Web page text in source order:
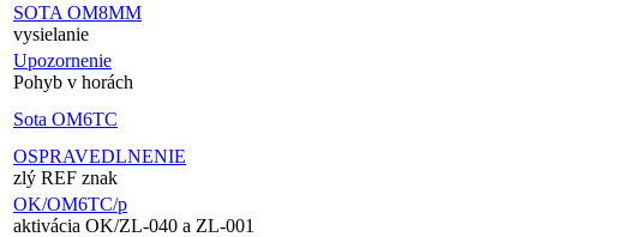
SOTA OM8MM
vysielanie
Upozornenie
Pohyb v horách
Sota OM6TC
OSPRAVEDLNENIE
zlý REF znak
OK/OM6TC/p
aktivácia OK/ZL-040 a ZL-001